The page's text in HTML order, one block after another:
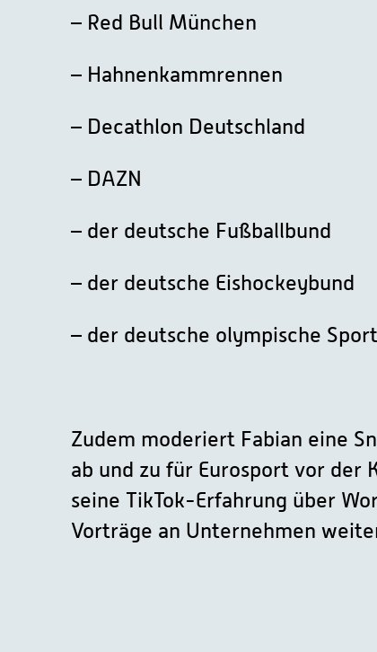
– Red Bull München
– Hahnenkammrennen
– Decathlon Deutschland
– DAZN
– der deutsche Fußballbund
– der deutsche Eishockeybund
– der deutsche olympische
Zudem moderiert Fabian eine
ab und zu für Eurosport vor der
seine TikTok-Erfahrung über
Vorträge an Unternehmen